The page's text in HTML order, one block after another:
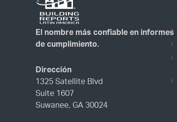
El nombre más confiable en informes
de cumplimiento.
Dirección
1325 Satellite Blvd
Suite 1607
Suwanee, GA 30024